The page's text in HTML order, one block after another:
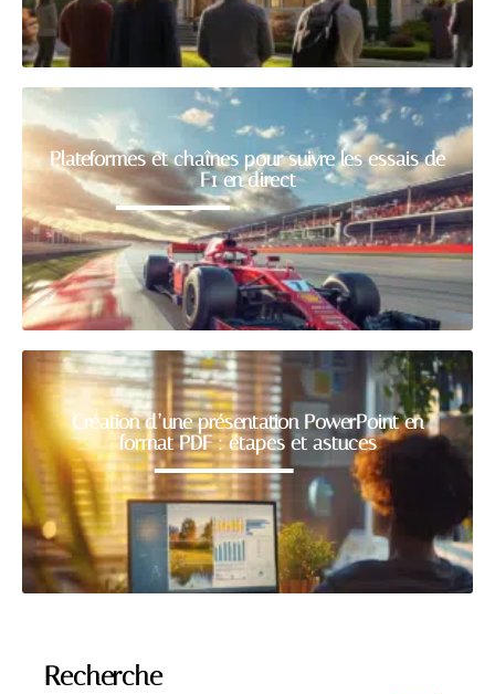
Plateformes et chaînes pour suivre les essais de
F1 en direct
Création d’une présentation PowerPoint en
format PDF : étapes et astuces
Recherche